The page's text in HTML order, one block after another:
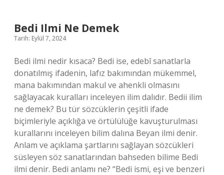
Bedi Ilmi Ne Demek
Tarih: Eylül 7, 2024
Bedi ilmi nedir kısaca? Bedi ise, edebî sanatlarla
donatılmış ifadenin, lafız bakımından mükemmel,
mana bakımından makul ve ahenkli olmasını
sağlayacak kuralları inceleyen ilim dalıdır. Bedii ilim
ne demek? Bu tür sözcüklerin çeşitli ifade
biçimleriyle açıklığa ve örtülülüğe kavuşturulması
kurallarını inceleyen bilim dalına Beyan ilmi denir.
Anlam ve açıklama şartlarını sağlayan sözcükleri
süsleyen söz sanatlarından bahseden bilime Bedi
ilmi denir. Bedi anlamı ne? “Bedi ismi, eşi ve benzeri